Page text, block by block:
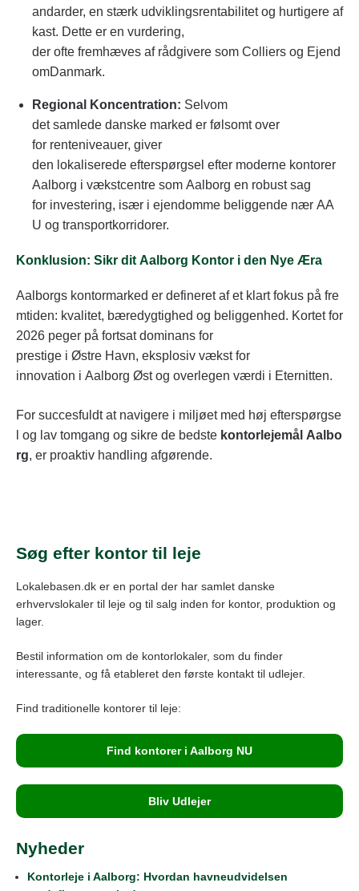
andarder, en stærk udviklingsrentabilitet og hurtigere af
kast. Dette er en vurdering,
der ofte fremhæves af rådgivere som Colliers og Ejend
omDanmark.
Regional Koncentration: Selvom
det samlede danske marked er følsomt over
for renteniveauer, giver
den lokaliserede efterspørgsel efter moderne kontorer
Aalborg i vækstcentre som Aalborg en robust sag
for investering, især i ejendomme beliggende nær AA
U og transportkorridorer.
Konklusion: Sikr dit Aalborg Kontor i den Nye Æra
Aalborgs kontormarked er defineret af et klart fokus på fre
mtiden: kvalitet, bæredygtighed og beliggenhed. Kortet for
2026 peger på fortsat dominans for
prestige i Østre Havn, eksplosiv vækst for
innovation i Aalborg Øst og overlegen værdi i Eternitten.
For succesfuldt at navigere i miljøet med høj efterspørgse
l og lav tomgang og sikre de bedste kontorlejemål Aalbo
rg, er proaktiv handling afgørende.
Søg efter kontor til leje
Lokalebasen.dk er en portal der har samlet danske
erhvervslokaler til leje og til salg inden for kontor, produktion og
lager.
Bestil information om de kontorlokaler, som du finder
interessante, og få etableret den første kontakt til udlejer.
Find traditionelle kontorer til leje:
Find kontorer i Aalborg NU
Bliv Udlejer
Nyheder
Kontorleje i Aalborg: Hvordan havneudvidelsen